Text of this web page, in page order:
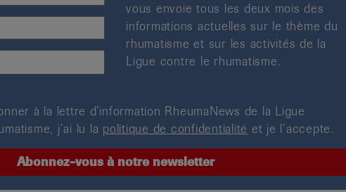
vous envoie tous les deux mois des
informations actuelles sur le thème du
rhumatisme et sur les activités de la
Ligue contre le rhumatisme.
à la lettre d’information RheumaNews de la Ligue
j’ai lu la politique de confidentialité et je l’accepte.